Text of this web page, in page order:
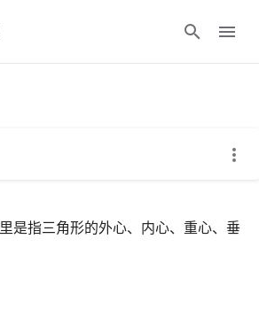
是指三角形的外心、内心、重心、垂